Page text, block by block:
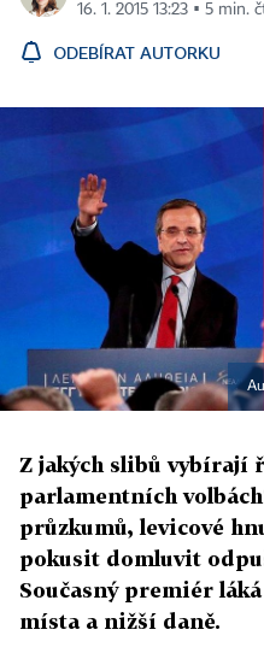
16. 1. 2015 13:23 ▪ 5 min.
ODEBÍRAT AUTORKU
Z jakých slibů vybírají
parlamentních
průzkumů, levicové
pokusit domluvit
Současný premiér
místa a nižší daně.